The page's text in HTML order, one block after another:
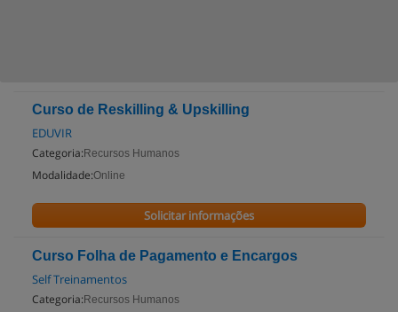
Curso de Reskilling & Upskilling
EDUVIR
Categoria: Recursos Humanos
Modalidade:Online
Solicitar informações
Curso Folha de Pagamento e Encargos
Self Treinamentos
Categoria: Recursos Humanos